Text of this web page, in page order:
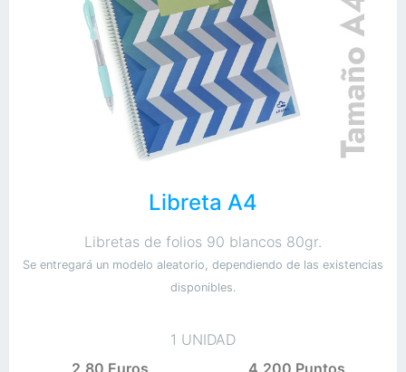
Libreta A4
Libretas de folios 90 blancos 80gr.
Se entregará un modelo aleatorio, dependiendo de las existencias
disponibles.
1 UNIDAD
2,80 Euros
4.200 Puntos